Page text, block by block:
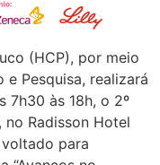
(HCP), por meio
e Pesquisa, realizará
7h30 às 18h, o 2º
Radisson Hotel
para